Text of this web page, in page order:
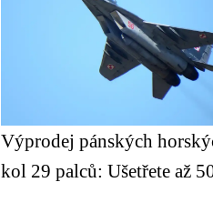
Výprodej pánských
kol 29 palců: Ušetřete až